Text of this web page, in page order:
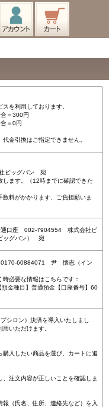
を利用しております。
＝300円
＝0円
金引換はご指定できません。
ビッグバン 宛
ます。（12時までに確認できた
料がかかります、ご負担願いま
口座 002-7904554 株式会社ビ
ッグバン） 宛
60884071 尹 懐志（イン
必要な情報はこちらです：
預金種目】普通預金【口座番号】60
シロン）決済を導入いたしまし
いただけます。
購入したい商品を選び、カートに追
注文内容が正しいことを確認しま
（氏名、住所、連絡先など）を入